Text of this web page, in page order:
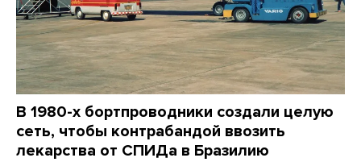
В 1980-х бортпроводники создали целую
сеть, чтобы контрабандой ввозить
лекарства от СПИДа в Бразилию